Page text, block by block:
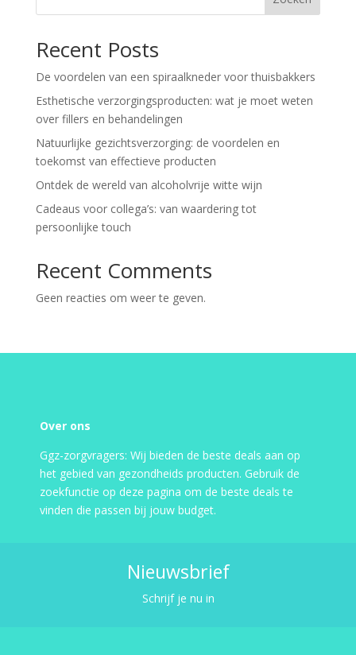
Recent Posts
De voordelen van een spiraalkneder voor thuisbakkers
Esthetische verzorgingsproducten: wat je moet weten
over fillers en behandelingen
Natuurlijke gezichtsverzorging: de voordelen en
toekomst van effectieve producten
Ontdek de wereld van alcoholvrije witte wijn
Cadeaus voor collega’s: van waardering tot
persoonlijke touch
Recent Comments
Geen reacties om weer te geven.
Over ons
Ggz-zorgvragers: Wij bieden de beste deals aan op
het gebied van gezondheids producten. Gebruik de
zoekfunctie op deze pagina om de beste deals te
vinden die passen bij jouw budget.
Nieuwsbrief
Schrijf je nu in